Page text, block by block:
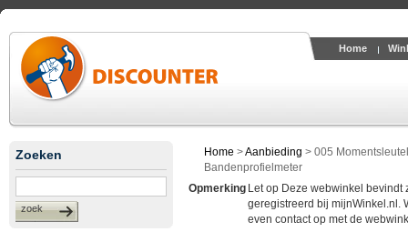
Home
Zoeken
zoek
Home >Aanbieding > 005
Bandenprofielmeter
Opmerking Let op Deze webwinkel
geregistreerd bij mijnWinkel.nl.
even contact op met de